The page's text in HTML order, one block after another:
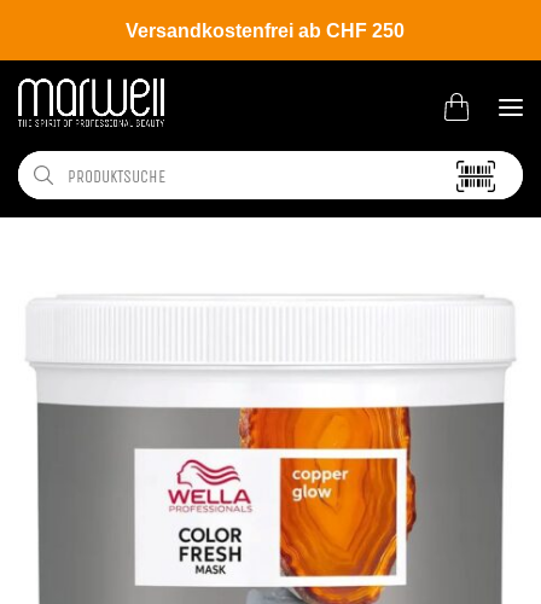
Versandkostenfrei ab CHF 250
Shop Brands Wella